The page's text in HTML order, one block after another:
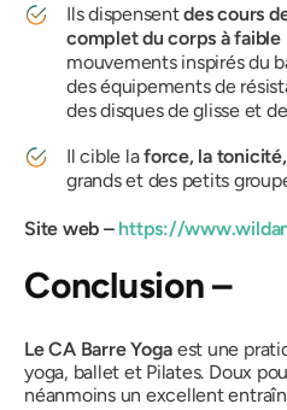
Ils dispensentdes cours
complet du corps à
mouvements inspirés du
des équipements de
des disques de glisse et
Il cible laforce, la
grands et des petits
Site web – https://
Conclusion –
Le CA Barre Yoga est une
yoga, ballet et Pilates. Doux
néanmoins un excellent